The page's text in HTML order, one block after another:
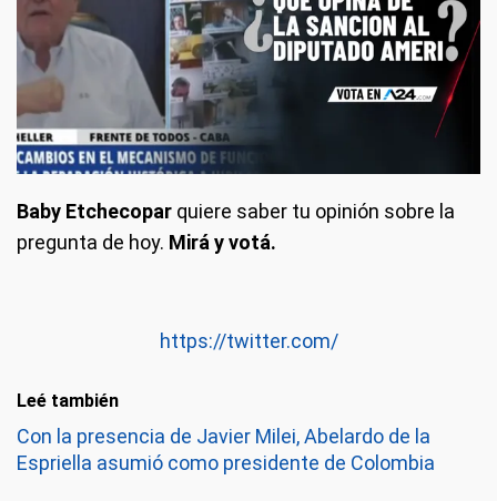
Baby Etchecopar quiere saber tu opinión sobre la
pregunta de hoy. Mirá y votá.
https://twitter.com/
Leé también
Con la presencia de Javier Milei, Abelardo de la
Espriella asumió como presidente de Colombia